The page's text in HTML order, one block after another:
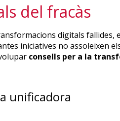
del fracàs
digitals fallides,
iniciatives no assoleixen
consells per a la
unificadora